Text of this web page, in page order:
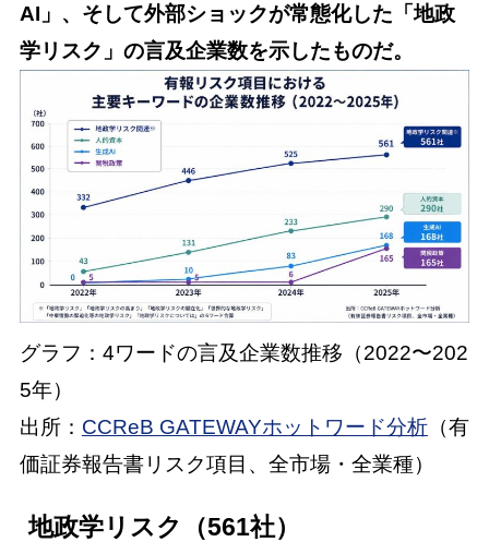
AI」、そして外部ショックが常態化した「地政
学リスク」の言及企業数を示したものだ。
グラフ：4ワードの言及企業数推移（2022〜202
5年）
出所： CCReB GATEWAYホットワード分析（有
価証券報告書リスク項目、全市場・全業種）
地政学リスク（561社）